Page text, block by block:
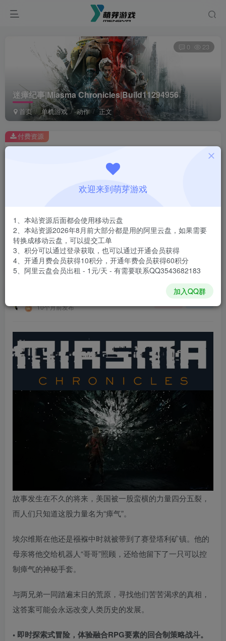
迷瘴纪事|Miasma Chronicles|Build11294956
首页 单机游戏 动作 正文
0 23
此内容为付费资源，请付费后查看
￥1
免费
登录购买
安装包大小
游戏本体大小
18.52 GB
付费资源
10个月前发布
故事发生在不久的将来，美国被一股蛮横的力量四分五裂，
而人们只知道这股力量名为“瘴气”。
埃尔维斯在他还是襁褓中时就被带到了赛登塔利矿镇。他的
母亲将他交给机器人“哥哥”照顾，还给他留下了一只可以控
制瘴气的神秘手套。
与两兄弟一同踏遍末日的荒原，寻找他们苦苦渴求的真相，
这答案可能会永远改变人类历史的发展。
• 即时探索式冒险，体验融合RPG要素的回合制策略战斗。
欢迎来到萌芽游戏
1、本站资源后面都会使用移动云盘
2、本站资源2026年8月前大部分都是用的阿里云盘，如果需要
转换成移动云盘，可以提交工单
3、积分可以通过登录获取，也可以通过开通会员获得
4、开通月费会员获得10积分，开通年费会员获得60积分
5、阿里云盘会员出租 - 1元/天 - 有需要联系QQ3543682183
加入QQ群